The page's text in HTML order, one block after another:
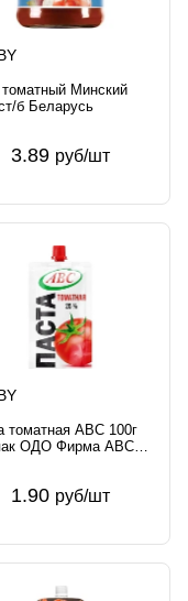
Минский
б Беларусь
3.89 руб/шт
томатная АВС 100г
ОДО Фирма АВС
1.90 руб/шт